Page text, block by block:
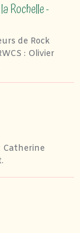
Rochelle -
de Rock
: Olivier
Catherine